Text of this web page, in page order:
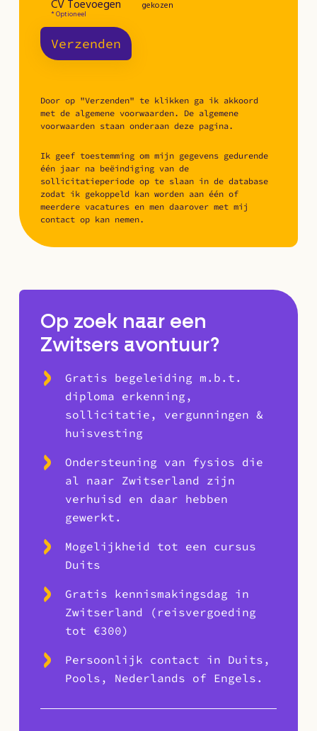
CV Toevoegen gekozen
Verzenden
* Optioneel
Door op "Verzenden" te klikken ga ik akkoord
met de algemene voorwaarden. De algemene
voorwaarden staan onderaan deze pagina.
Ik geef toestemming om mijn gegevens gedurende
één jaar na beëindiging van de
sollicitatieperiode op te slaan in de database
zodat ik gekoppeld kan worden aan één of
meerdere vacatures en men daarover met mij
contact op kan nemen.
Op zoek naar een
Zwitsers avontuur?
Gratis begeleiding m.b.t.
diploma erkenning,
sollicitatie, vergunningen &
huisvesting
Ondersteuning van fysios die
al naar Zwitserland zijn
verhuisd en daar hebben
gewerkt.
Mogelijkheid tot een cursus
Duits
Gratis kennismakingsdag in
Zwitserland (reisvergoeding
tot €300)
Persoonlijk contact in Duits,
Pools, Nederlands of Engels.